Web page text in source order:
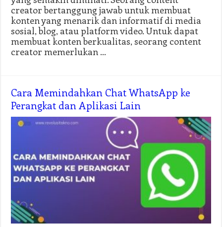
creator bertanggung jawab untuk membuat
konten yang menarik dan informatif di media
sosial, blog, atau platform video. Untuk dapat
membuat konten berkualitas, seorang content
creator memerlukan …
Cara Memindahkan Chat WhatsApp ke
Perangkat dan Aplikasi Lain